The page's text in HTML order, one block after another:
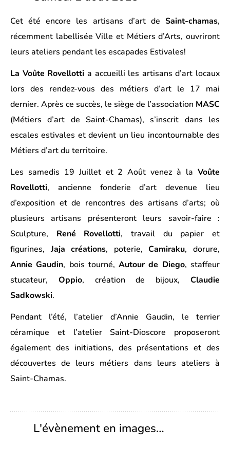
Cet été encore les artisans d’art de Saint-chamas,
récemment labellisée Ville et Métiers d’Arts, ouvriront
leurs ateliers pendant les escapades Estivales!
La Voûte Rovellotti a accueilli les artisans d’art locaux
lors des rendez-vous des métiers d’art le 17 mai
dernier. Après ce succès, le siège de l’association MASC
(Métiers d’art de Saint-Chamas), s’inscrit dans les
escales estivales et devient un lieu incontournable des
Métiers d’art du territoire.
Les samedis 19 Juillet et 2 Août venez à la Voûte
Rovellotti, ancienne fonderie d’art devenue lieu
d’exposition et de rencontres des artisans d’arts; où
plusieurs artisans présenteront leurs savoir-faire :
Sculpture, René Rovellotti, travail du papier et
figurines,Jaja créations, poterie,Camiraku, dorure,
Annie Gaudin, bois tourné,Autour de Diego, staffeur
stucateur, Oppio, création de bijoux,Claudie
Sadkowski.
Pendant l’été, l’atelier d’Annie Gaudin, le terrier
céramique et l’atelier Saint-Dioscore proposeront
également des initiations, des présentations et des
découvertes de leurs métiers dans leurs ateliers à
Saint-Chamas.
L'évènement en images…